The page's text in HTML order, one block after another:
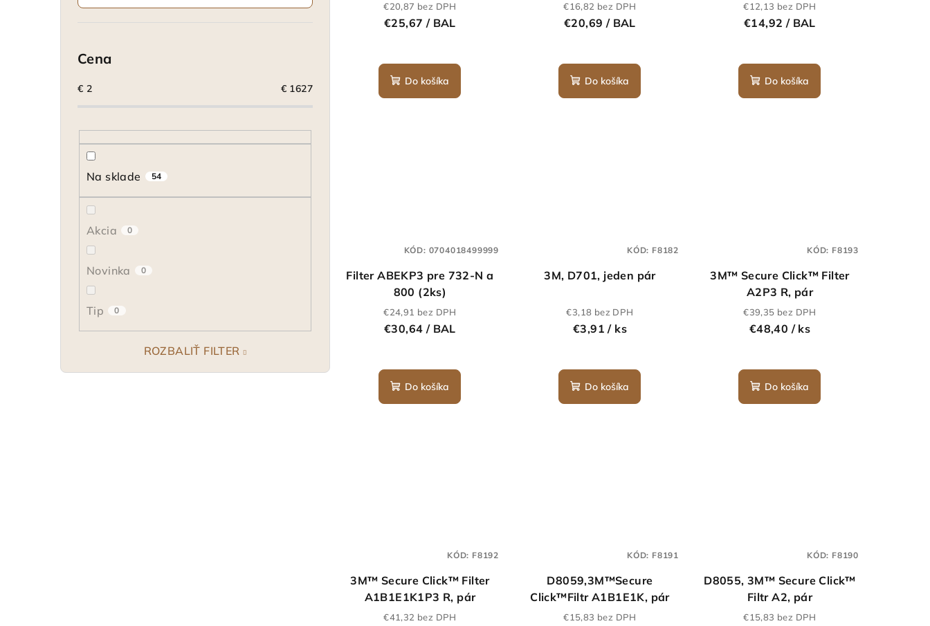
Cena
€ 2 € 1627
Na sklade 54
Akcia 0
Novinka 0
Tip 0
ROZBALIŤ FILTER
€20,87 bez DPH
€25,67 / BAL
Do košíka
€16,82 bez DPH
€20,69 / BAL
Do košíka
€12,13 bez DPH
€14,92 / BAL
Do košíka
Filter ABEKP3 pre 732-N a
800 (2ks)
€24,91 bez DPH
€30,64 / BAL
Do košíka
KÓD: 0704018499999
3M, D701, jeden pár
€3,18 bez DPH
€3,91/ ks
Do košíka
KÓD: F8182
3M™ Secure Click™ Filter
A2P3 R, pár
€39,35 bez DPH
€48,40 / ks
Do košíka
KÓD: F8193
3M™ Secure Click™ Filter
A1B1E1K1P3 R, pár
€41,32 bez DPH
KÓD: F8192
D8059,3M™Secure
Click™Filtr A1B1E1K, pár
€15,83 bez DPH
KÓD: F8191
D8055, 3M™ Secure Click™
Filtr A2, pár
€15,83 bez DPH
KÓD: F8190